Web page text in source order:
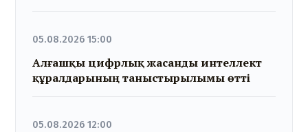
05.08.2026 15:00
Алғашқы цифрлық жасанды интеллект
құралдарының таныстырылымы өтті
05.08.2026 12:00